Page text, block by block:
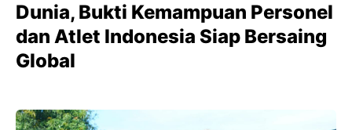
Dunia, Bukti Kemampuan Personel
dan Atlet Indonesia Siap Bersaing
Global